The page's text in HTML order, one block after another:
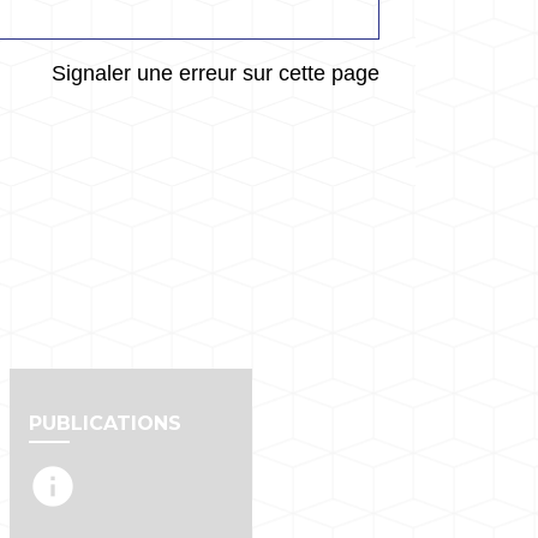
Signaler une erreur sur cette page
PUBLICATIONS
info